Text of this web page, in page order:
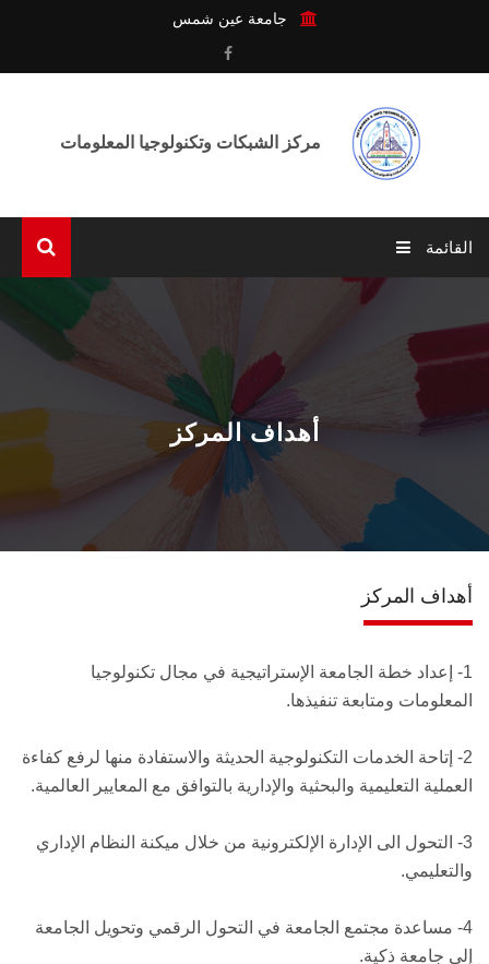
جامعة عين شمس
القائمة
الرئيسية
عن المركـز
الوحـدات
الخدمـات
اتصل بنـا
أهداف المركز
أهداف المركز
1- إعداد خطة الجامعة الإستراتيجية في مجال تكنولوجيا
المعلومات ومتابعة تنفيذها.
2- إتاحة الخدمات التكنولوجية الحديثة والاستفادة منها لرفع كفاءة
العملية التعليمية والبحثية والإدارية بالتوافق مع المعايير العالمية.
3- التحول الى الإدارة الإلكترونية من خلال ميكنة النظام الإداري
والتعليمي.
4- مساعدة مجتمع الجامعة في التحول الرقمي وتحويل الجامعة
إلى جامعة ذكية.